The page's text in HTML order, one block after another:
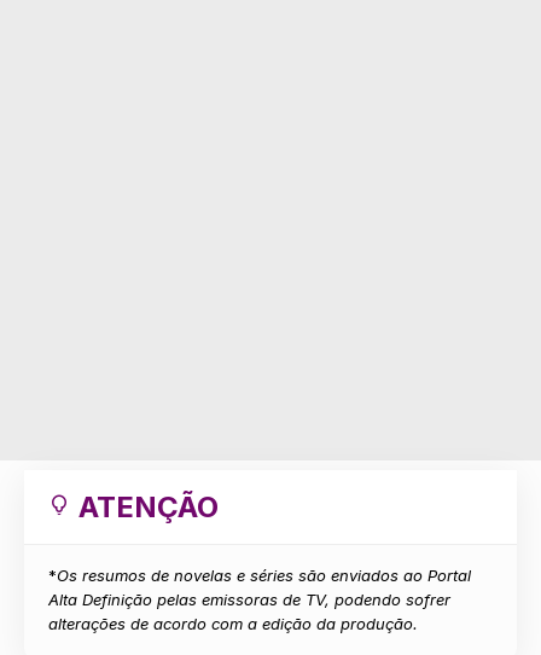
ATENÇÃO
*Os resumos de novelas e séries são enviados ao Portal
Alta Definição pelas emissoras de TV, podendo sofrer
alterações de acordo com a edição da produção.